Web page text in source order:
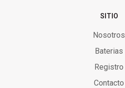
SITIO
Nosotros
Baterias
Registro
Contacto